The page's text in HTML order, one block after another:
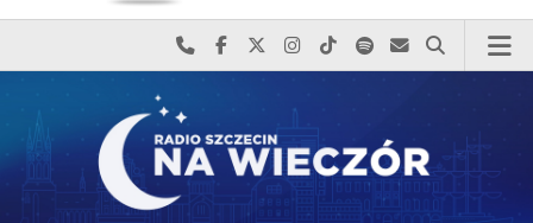
Najlepiej po prostu do nas zadzwoń
Odwiedź nas na Facebook-u
Odwiedź nas na X
Odwiedź nas na Instagram-ie
Odwiedź nas na TikTok-u
Szukaj nas na Spotify
Wyślij do nas
Szukaj